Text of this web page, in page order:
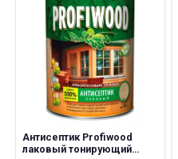
Антисептик Profiwood
лаковый тонирующий